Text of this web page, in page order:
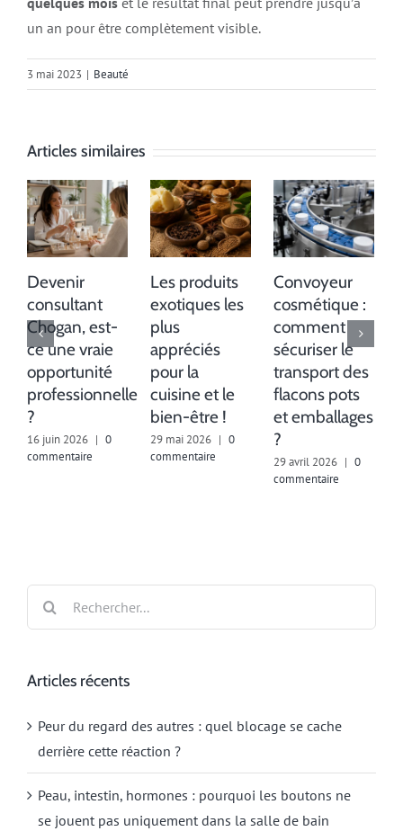
un an pour être complètement visible.
3 mai 2023 | Beauté
Articles similaires
Devenir
consultant
Chogan, est-
ce une vraie
opportunité
professionnelle
?
16 juin 2026 | 0
commentaire
Les produits
exotiques les
plus
appréciés
pour la
cuisine et le
bien-être !
29 mai 2026 | 0
commentaire
Convoyeur
cosmétique :
comment
sécuriser le
transport des
flacons pots
et emballages
?
29 avril 2026 | 0
commentaire
Articles récents
Peur du regard des autres : quel blocage se cache
derrière cette réaction ?
Peau, intestin, hormones : pourquoi les boutons ne
se jouent pas uniquement dans la salle de bain